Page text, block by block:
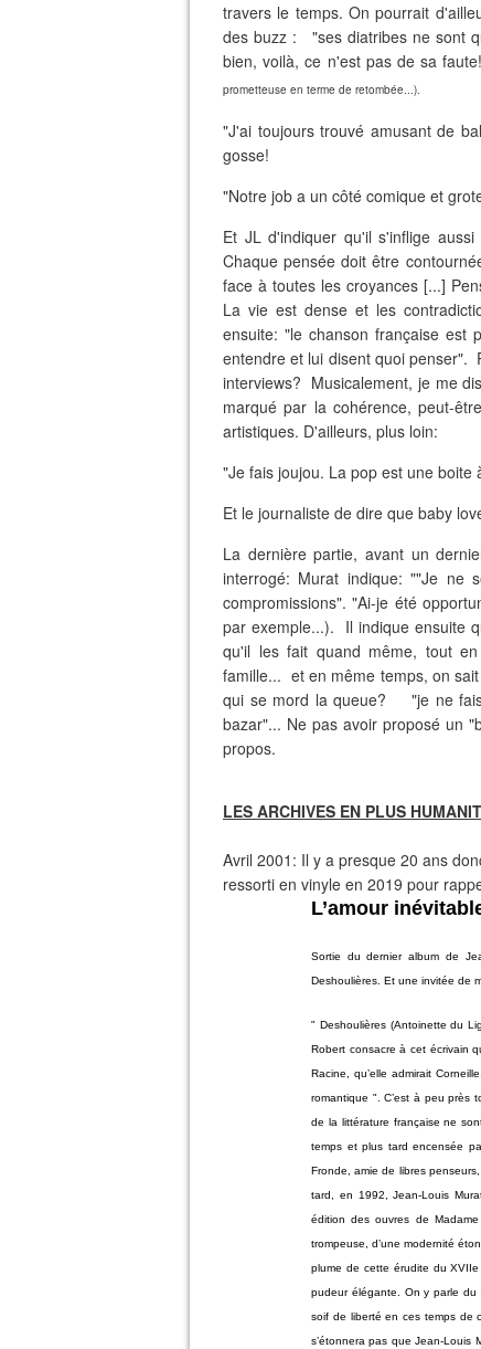
travers le temps. On pourrait
des buzz : "ses diatribes ne sont
bien, voilà, ce n'est pas de sa
prometteuse en terme de retombée...).
"J'ai toujours trouvé amusant de
gosse!
"Notre job a un côté comique et
Et JL d'indiquer qu'il s'inflige
Chaque pensée doit être
face à toutes les croyances [...]
La vie est dense et les
ensuite: "le chanson française est
entendre et lui disent quoi penser".
interviews? Musicalement, je me
marqué par la cohérence, peut-
artistiques. D'ailleurs, plus loin:
"Je fais joujou. La pop est une
Et le journaliste de dire que baby
La dernière partie, avant un
interrogé: Murat indique: ""Je ne
compromissions". "Ai-je été
par exemple...). Il indique ensuite
qu'il les fait quand même, tout
famille... et en même temps, on
qui se mord la queue? "je ne fais
bazar"... Ne pas avoir proposé un
propos.
LES ARCHIVES EN PLUS
Avril 2001: Il y a presque 20 ans
ressorti en vinyle en 2019 pour
L’amour
Sortie du dernier album de
Deshoulières. Et une invitée de
" Deshoulières (Antoinette du
Robert consacre à cet écrivain
Racine, qu’elle admirait
romantique ". C’est à peu près
de la littérature française ne
temps et plus tard encensée
Fronde, amie de libres
tard, en 1992, Jean-Louis
édition des ouvres de Madame
trompeuse, d’une modernité
plume de cette érudite du XVIIe
pudeur élégante. On y parle du
soif de liberté en ces temps de
s’étonnera pas que Jean-Louis